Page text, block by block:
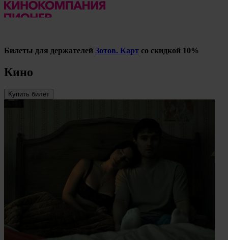
Билеты для держателей Зотов. Карт со скидкой 10%
Кино
Купить билет